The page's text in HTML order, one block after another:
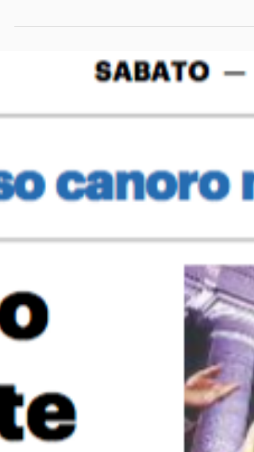
Martiri della Libertà davanti al Duomo,...